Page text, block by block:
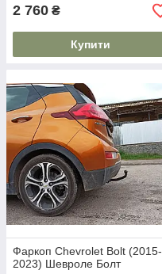
2 760 ₴
Купити
Фаркоп Chevrolet Bolt (2015-
2023) Шевроле Болт